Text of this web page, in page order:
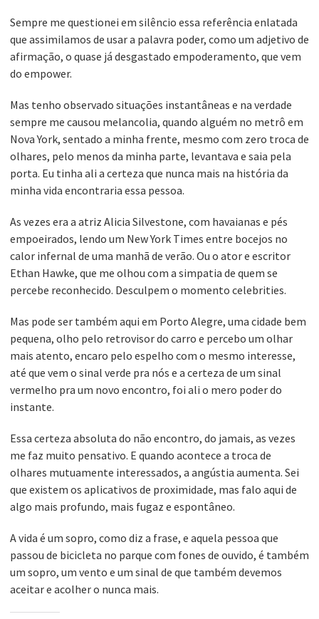
Sempre me questionei em silêncio essa referência enlatada
que assimilamos de usar a palavra poder, como um adjetivo de
afirmação, o quase já desgastado empoderamento, que vem
do empower.
Mas tenho observado situações instantâneas e na verdade
sempre me causou melancolia, quando alguém no metrô em
Nova York, sentado a minha frente, mesmo com zero troca de
olhares, pelo menos da minha parte, levantava e saia pela
porta. Eu tinha ali a certeza que nunca mais na história da
minha vida encontraria essa pessoa.
As vezes era a atriz Alicia Silvestone, com havaianas e pés
empoeirados, lendo um New York Times entre bocejos no
calor infernal de uma manhã de verão. Ou o ator e escritor
Ethan Hawke, que me olhou com a simpatia de quem se
percebe reconhecido. Desculpem o momento celebrities.
Mas pode ser também aqui em Porto Alegre, uma cidade bem
pequena, olho pelo retrovisor do carro e percebo um olhar
mais atento, encaro pelo espelho com o mesmo interesse,
até que vem o sinal verde pra nós e a certeza de um sinal
vermelho pra um novo encontro, foi ali o mero poder do
instante.
Essa certeza absoluta do não encontro, do jamais, as vezes
me faz muito pensativo. E quando acontece a troca de
olhares mutuamente interessados, a angústia aumenta. Sei
que existem os aplicativos de proximidade, mas falo aqui de
algo mais profundo, mais fugaz e espontâneo.
A vida é um sopro, como diz a frase, e aquela pessoa que
passou de bicicleta no parque com fones de ouvido, é também
um sopro, um vento e um sinal de que também devemos
aceitar e acolher o nunca mais.